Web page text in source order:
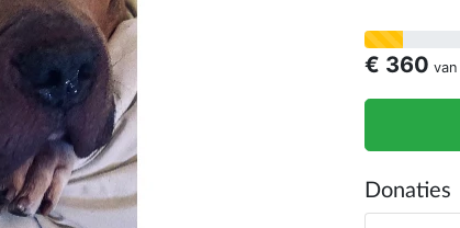
€ 360 van
Donaties